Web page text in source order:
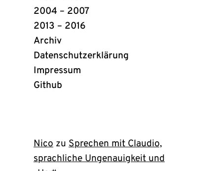
2004 – 2007
2013 – 2016
Archiv
Datenschutzerklärung
Impressum
Github
Nico zu Sprechen mit Claudio,
sprachliche Ungenauigkeit und